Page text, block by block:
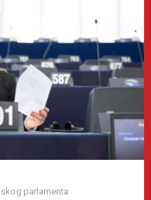
parlamenta